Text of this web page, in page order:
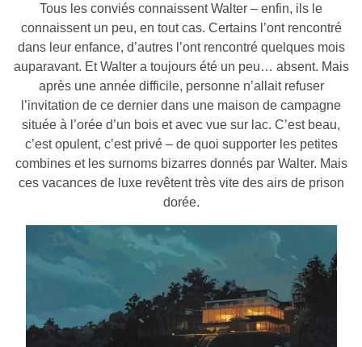
Tous les conviés connaissent Walter – enfin, ils le
connaissent un peu, en tout cas. Certains l’ont rencontré
dans leur enfance, d’autres l’ont rencontré quelques mois
auparavant. Et Walter a toujours été un peu… absent. Mais
après une année difficile, personne n’allait refuser
l’invitation de ce dernier dans une maison de campagne
située à l’orée d’un bois et avec vue sur lac. C’est beau,
c’est opulent, c’est privé – de quoi supporter les petites
combines et les surnoms bizarres donnés par Walter. Mais
ces vacances de luxe revêtent très vite des airs de prison
dorée.